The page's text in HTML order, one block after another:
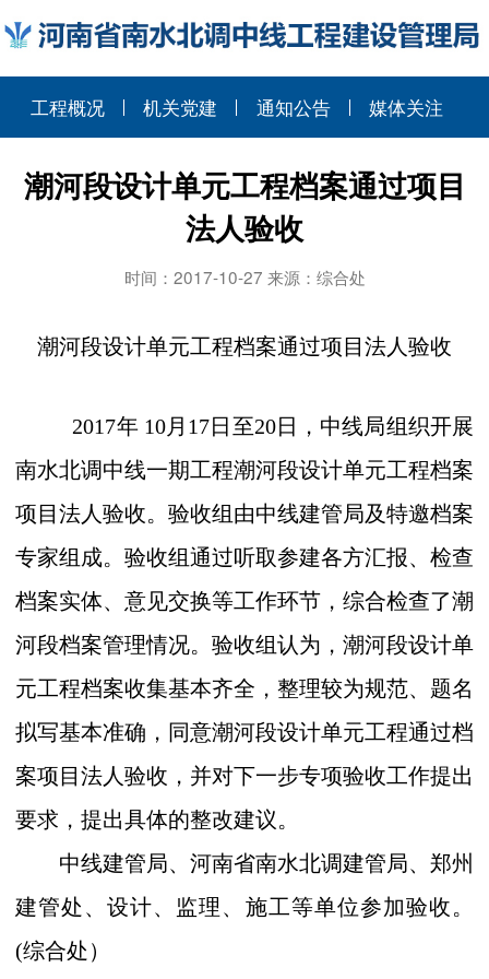
工程概况 机关党建 通知公告 媒体关注
潮河段设计单元工程档案通过项目
法人验收
时间：2017-10-27 来源：综合处
潮河段设计单元工程档案通过项目法人验收
2017年10月 17日至20日，中线局组织开展
南水北调中线一期工程潮河段设计单元工程档案
项目法人验收。验收组由中线建管局及特邀档案
专家组成。验收组通过听取参建各方汇报、检查
档案实体、意见交换等工作环节，综合检查了潮
河段档案管理情况。验收组认为，潮河段设计单
元工程档案收集基本齐全，整理较为规范、题名
拟写基本准确，同意潮河段设计单元工程通过档
案项目法人验收，并对下一步专项验收工作提出
要求，提出具体的整改建议。
中线建管局、河南省南水北调建管局、郑州
建管处、设计、监理、施工等单位参加验收。
(综合处）